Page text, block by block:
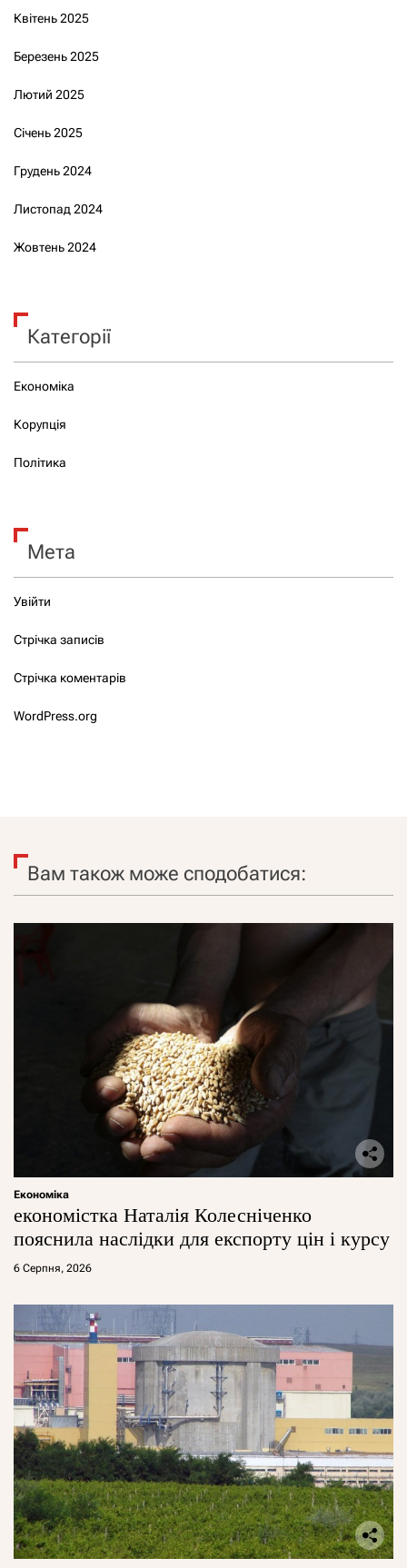
Квітень 2025
Березень 2025
Лютий 2025
Січень 2025
Грудень 2024
Листопад 2024
Жовтень 2024
Категорії
Економіка
Корупція
Політика
Мета
Увійти
Стрічка записів
Стрічка коментарів
WordPress.org
Вам також може сподобатися:
Економіка
економістка Наталія Колесніченко
пояснила наслідки для експорту цін і курсу
6 Серпня, 2026